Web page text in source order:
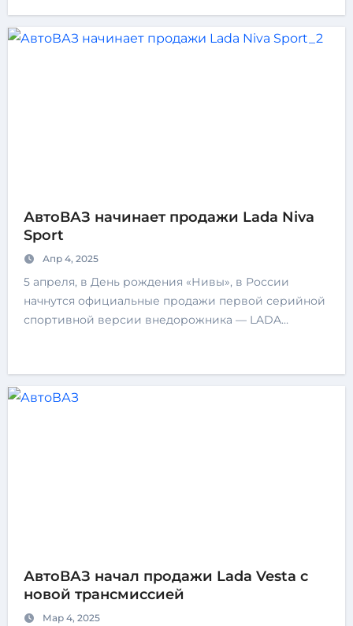
АвтоВАЗ начинает продажи Lada Niva
Sport
Апр 4, 2025
5 апреля, в День рождения «Нивы», в России
начнутся официальные продажи первой серийной
спортивной версии внедорожника — LADA…
АвтоВАЗ начал продажи Lada Vesta с
новой трансмиссией
Мар 4, 2025